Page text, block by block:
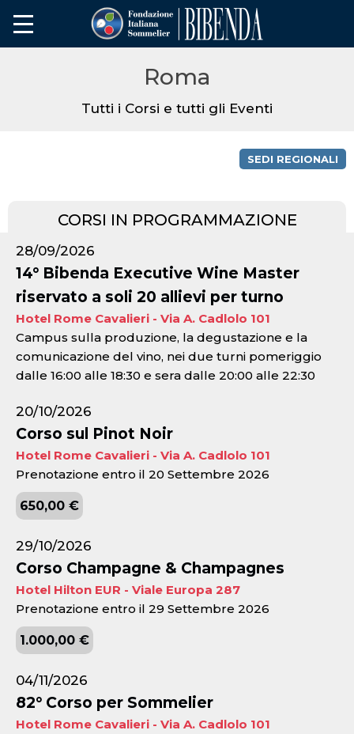
Roma
Tutti i Corsi e tutti gli Eventi
SEDI REGIONALI
CORSI IN PROGRAMMAZIONE
28/09/2026
14° Bibenda Executive Wine Master
riservato a soli 20 allievi per turno
Hotel Rome Cavalieri - Via A. Cadlolo 101
Campus sulla produzione, la degustazione e la
comunicazione del vino, nei due turni pomeriggio
dalle 16:00 alle 18:30 e sera dalle 20:00 alle 22:30
20/10/2026
Corso sul Pinot Noir
Hotel Rome Cavalieri - Via A. Cadlolo 101
Prenotazione entro il 20 Settembre 2026
650,00 €
29/10/2026
Corso Champagne & Champagnes
Hotel Hilton EUR - Viale Europa 287
Prenotazione entro il 29 Settembre 2026
1.000,00 €
04/11/2026
82° Corso per Sommelier
Hotel Rome Cavalieri - Via A. Cadlolo 101